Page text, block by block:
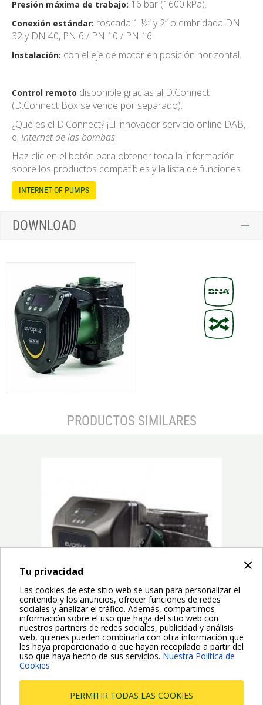
×
Tu privacidad
Las cookies de este sitio web se usan para personalizar el
contenido y los anuncios, ofrecer funciones de redes
sociales y analizar el tráfico. Además, compartimos
información sobre el uso que haga del sitio web con
nuestros partners de redes sociales, publicidad y análisis
web, quienes pueden combinarla con otra información que
les haya proporcionado o que hayan recopilado a partir del
uso que haya hecho de sus servicios. Nuestra Política de
Cookies
PERMITIR TODAS LAS COOKIES
Presión máxima de trabajo: 16 bar (1600 kPa).
Conexión estándar: roscada 1 ½” y 2” o embridada DN
32 y DN 40, PN 6 / PN 10 / PN 16.
Instalación: con el eje de motor en posición horizontal.
Control remoto disponible gracias al D.Connect
(D.Connect Box se vende por separado).
¿Qué es el D.Connect? ¡El innovador servicio online DAB,
el Internet de las bombas!
Haz clic en el botón para obtener toda la información
sobre los productos compatibles y la lista de funciones
INTERNET OF PUMPS
DOWNLOAD
PRODUCTOS SIMILARES
Las bombas electrónicas de circulación EVOPLUS M&amp;L
pueden utilizarse en instalaciones de calefacción,